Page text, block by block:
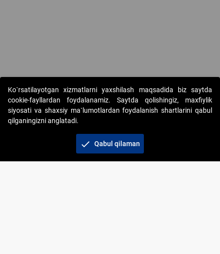
Copyright © 2017-2026. "Elektron onlayn-auksionlarni tashkil etish"
AJ. Barcha huquqlar himoyalangan
+998 71 202-21-11
Ko`rsatilayotgan xizmatlarni yaxshilash maqsadida biz saytda
cookie-fayllardan foydalanamiz. Saytda qolishingiz, maxfiylik
siyosati va shaxsiy ma`lumotlardan foydalanish shartlarini qabul
qilganingizni anglatadi.
check Qabul qilaman